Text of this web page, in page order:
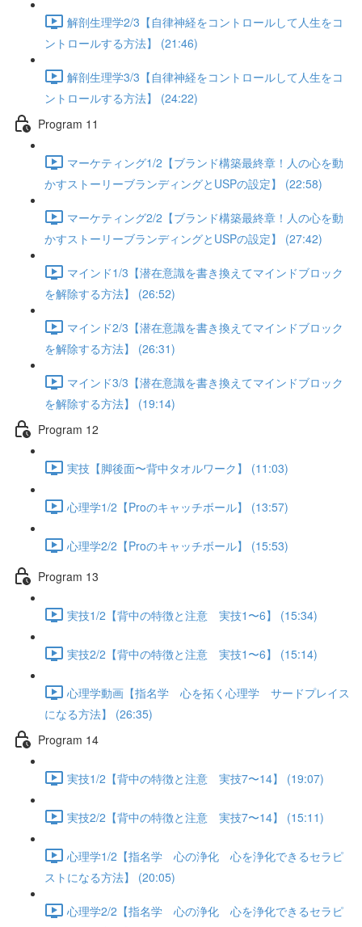
解剖生理学2/3【自律神経をコントロールして人生をコ
ントロールする方法】 (21:46)
解剖生理学3/3【自律神経をコントロールして人生をコ
ントロールする方法】 (24:22)
Program 11
マーケティング1/2【ブランド構築最終章！人の心を動
かすストーリーブランディングとUSPの設定】 (22:58)
マーケティング2/2【ブランド構築最終章！人の心を動
かすストーリーブランディングとUSPの設定】 (27:42)
マインド1/3【潜在意識を書き換えてマインドブロック
を解除する方法】 (26:52)
マインド2/3【潜在意識を書き換えてマインドブロック
を解除する方法】 (26:31)
マインド3/3【潜在意識を書き換えてマインドブロック
を解除する方法】 (19:14)
Program 12
実技【脚後面〜背中タオルワーク】 (11:03)
心理学1/2【Proのキャッチボール】 (13:57)
心理学2/2【Proのキャッチボール】 (15:53)
Program 13
実技1/2【背中の特徴と注意 実技1〜6】 (15:34)
実技2/2【背中の特徴と注意 実技1〜6】 (15:14)
心理学動画【指名学 心を拓く心理学 サードプレイス
になる方法】 (26:35)
Program 14
実技1/2【背中の特徴と注意 実技7〜14】 (19:07)
実技2/2【背中の特徴と注意 実技7〜14】 (15:11)
心理学1/2【指名学 心の浄化 心を浄化できるセラピ
ストになる方法】 (20:05)
心理学2/2【指名学 心の浄化 心を浄化できるセラピ